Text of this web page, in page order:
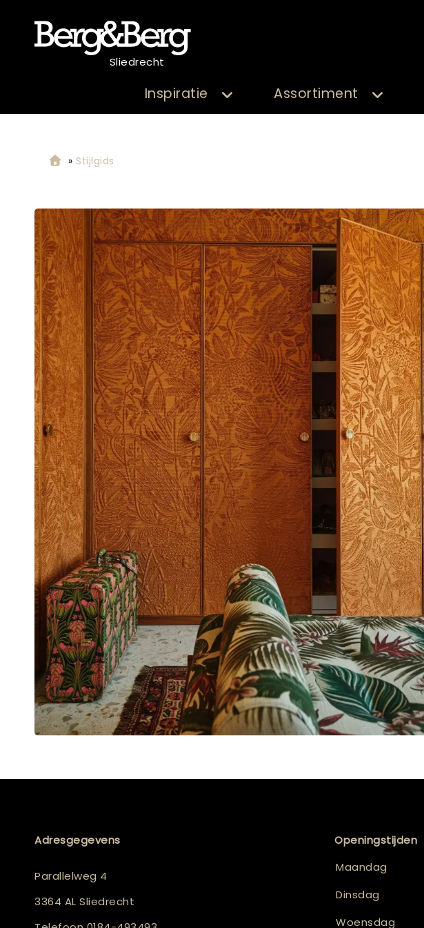
Sliedrecht
Inspiratie Assortiment
» Stijlgids
Adresgegevens
Parallelweg 4
3364 AL Sliedrecht
Openingstijden
Maandag
Dinsdag
Woensdag